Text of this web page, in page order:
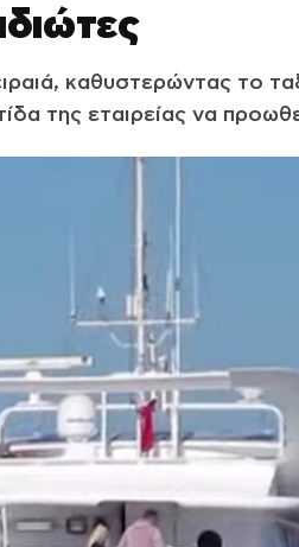
καθυστερώντας το
της εταιρείας να